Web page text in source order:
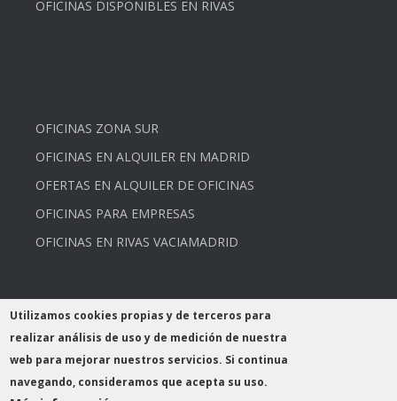
OFICINAS DISPONIBLES EN RIVAS
OFICINAS ZONA SUR
OFICINAS EN ALQUILER EN MADRID
OFERTAS EN ALQUILER DE OFICINAS
OFICINAS PARA EMPRESAS
OFICINAS EN RIVAS VACIAMADRID
Utilizamos cookies propias y de terceros para
realizar análisis de uso y de medición de nuestra
web para mejorar nuestros servicios. Si continua
navegando, consideramos que acepta su uso.